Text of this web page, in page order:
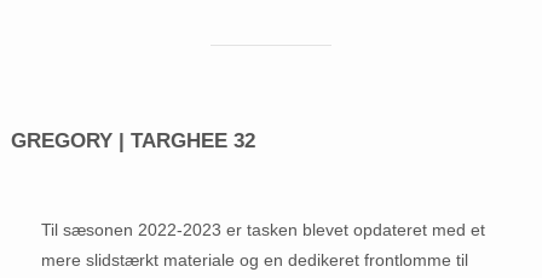
GREGORY | TARGHEE 32
Til sæsonen 2022-2023 er tasken blevet opdateret med et
mere slidstærkt materiale og en dedikeret frontlomme til